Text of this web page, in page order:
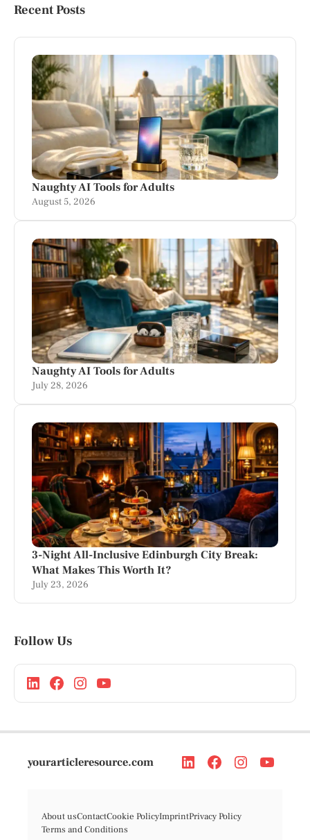
Recent Posts
Naughty AI Tools for Adults
August 5, 2026
Naughty AI Tools for Adults
July 28, 2026
3-Night All-Inclusive Edinburgh City Break:
What Makes This Worth It?
July 23, 2026
Follow Us
yourarticleresource.com
About usContactCookie PolicyImprintPrivacy Policy
Terms and Conditions